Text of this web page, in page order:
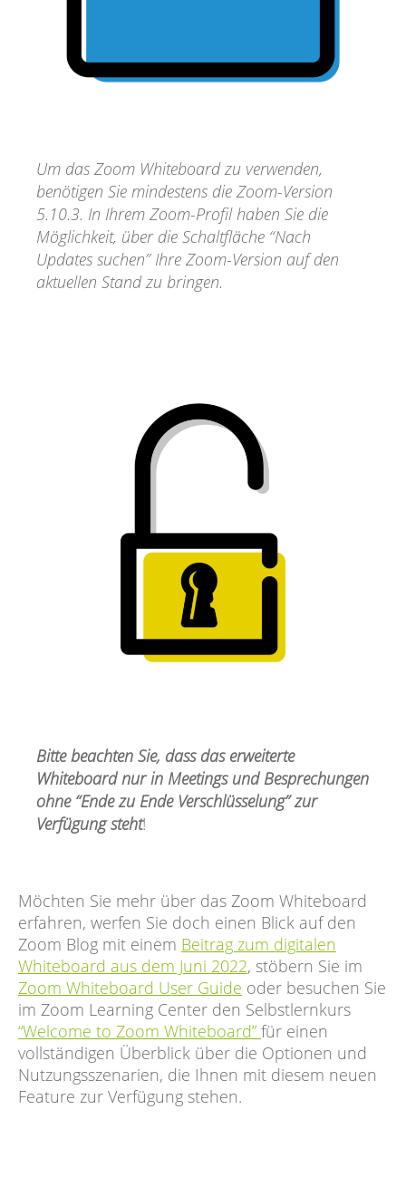
Um das Zoom Whiteboard zu verwenden,
benötigen Sie mindestens die Zoom-Version
5.10.3. In Ihrem Zoom-Profil haben Sie die
Möglichkeit, über die Schaltfläche “Nach
Updates suchen” Ihre Zoom-Version auf den
aktuellen Stand zu bringen.
Bitte beachten Sie, dass das erweiterte
Whiteboard nur in Meetings und Besprechungen
ohne “Ende zu Ende Verschlüsselung” zur
Verfügung steht!
Möchten Sie mehr über das Zoom Whiteboard
erfahren, werfen Sie doch einen Blick auf den
Zoom Blog mit einem Beitrag zum digitalen
Whiteboard aus dem Juni 2022, stöbern Sie im
Zoom Whiteboard User Guide oder besuchen Sie
im Zoom Learning Center den Selbstlernkurs
“Welcome to Zoom Whiteboard” für einen
vollständigen Überblick über die Optionen und
Nutzungsszenarien, die Ihnen mit diesem neuen
Feature zur Verfügung stehen.